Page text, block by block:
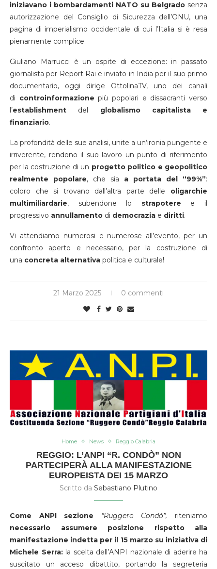
iniziavano i bombardamenti NATO su Belgrado senza
autorizzazione del Consiglio di Sicurezza dell’ONU, una
pagina di imperialismo occidentale di cui l’Italia si è resa
pienamente complice.
Giuliano Marrucci è un ospite di eccezione: in passato
giornalista per Report Rai e inviato in India per il suo primo
documentario, oggi dirige OttolinaTV, uno dei canali
di controinformazione più popolari e dissacranti verso
l’establishment del globalismo capitalista e
finanziario.
La profondità delle sue analisi, unite a un’ironia pungente e
irriverente, rendono il suo lavoro un punto di riferimento
per la costruzione di un progetto politico e geopolitico
realmente popolare, che sia a portata del “99%”:
coloro che si trovano dall’altra parte delle oligarchie
multimiliardarie, subendone lo strapotere e il
progressivo annullamento di democrazia e diritti.
Vi attendiamo numerosi e numerose all’evento, per un
confronto aperto e necessario, per la costruzione di
una concreta alternativa politica e culturale!
21 Marzo 2025 0 commenti
Home News Reggio Calabria
REGGIO: L’ANPI “R. CONDÒ” NON
PARTECIPERÀ ALLA MANIFESTAZIONE
EUROPEISTA DEI 15 MARZO
Scritto da Sebastiano Plutino
Come ANPI sezione “Ruggero Condò”, riteniamo
necessario assumere posizione rispetto alla
manifestazione indetta per il 15 marzo su iniziativa di
Michele Serra:la scelta dell’ANPI nazionale di aderire ha
suscitato un acceso dibattito, portando la segreteria